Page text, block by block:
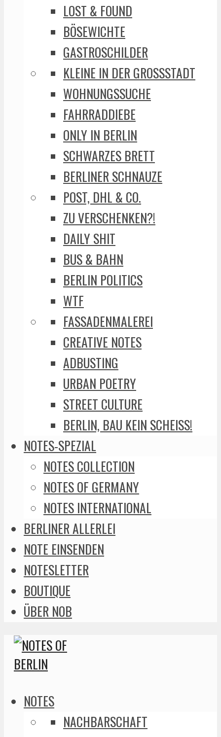
LOST & FOUND
BÖSEWICHTE
GASTROSCHILDER
KLEINE IN DER GROSSSTADT
WOHNUNGSSUCHE
FAHRRADDIEBE
ONLY IN BERLIN
SCHWARZES BRETT
BERLINER SCHNAUZE
POST, DHL & CO.
ZU VERSCHENKEN?!
DAILY SHIT
BUS & BAHN
BERLIN POLITICS
WTF
FASSADENMALEREI
CREATIVE NOTES
ADBUSTING
URBAN POETRY
STREET CULTURE
BERLIN, BAU KEIN SCHEISS!
NOTES-SPEZIAL
NOTES COLLECTION
NOTES OF GERMANY
NOTES INTERNATIONAL
BERLINER ALLERLEI
NOTE EINSENDEN
NOTESLETTER
BOUTIQUE
ÜBER NOB
NOTES
NACHBARSCHAFT